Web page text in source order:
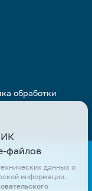
обработки
территории
материалы сайта
4.0 при условии
файлов
данных о
информации.